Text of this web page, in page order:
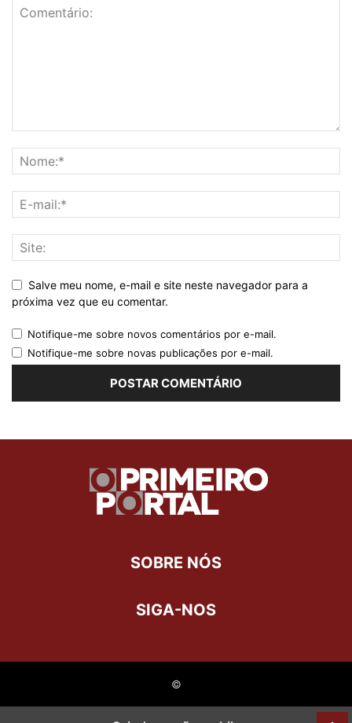
Salve meu nome, e-mail e site neste navegador para a
próxima vez que eu comentar.
Notifique-me sobre novos comentários por e-mail.
Notifique-me sobre novas publicações por e-mail.
SOBRE NÓS
SIGA-NOS
©